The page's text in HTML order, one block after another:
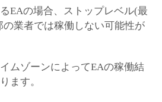
EAの場合、ストップレベル(最
業者では稼働しない可能性が
ムゾーンによってEAの稼働結
ます。